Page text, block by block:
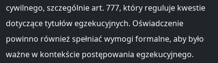
cywilnego, szczególnie art. 777, który reguluje kwestie
dotyczące tytułów egzekucyjnych. Oświadczenie
powinno również spełniać wymogi formalne, aby było
ważne w kontekście postępowania egzekucyjnego.